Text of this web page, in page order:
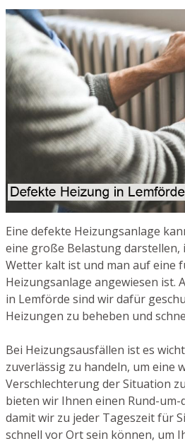
Eine defekte Heizungsanlage
eine große Belastung darstellen,
Wetter kalt ist und man auf eine
Heizungsanlage angewiesen ist.
in Lemförde sind wir dafür
Heizungen zu beheben und
Bei Heizungsausfällen ist es
zuverlässig zu handeln, um eine
Verschlechterung der Situation
bieten wir Ihnen einen Rund-
damit wir zu jeder Tageszeit für
schnell vor Ort sein können, um